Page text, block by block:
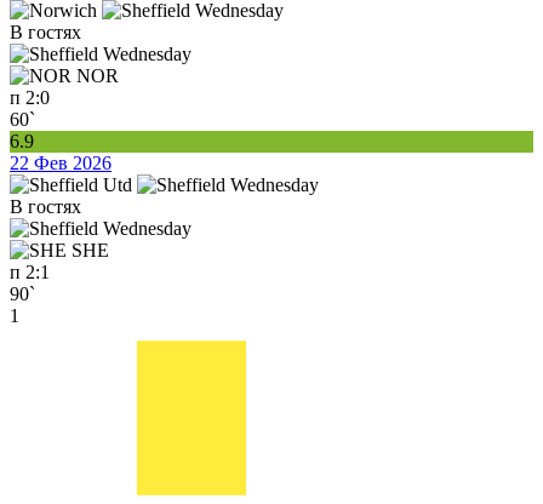
В гостях
NOR
п 2:0
60`
6.9
22 Фев 2026
В гостях
SHE
п 2:1
90`
1